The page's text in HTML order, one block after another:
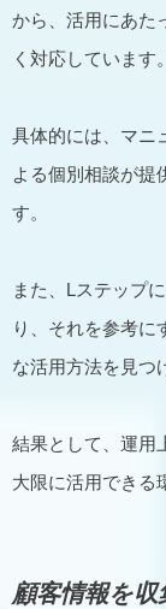
から、活用にあた
く対応しています。
具体的には、マニ
よる個別相談が提
す。
また、Lステップ
り、それを参考に
な活用方法を見つ
結果として、運用
大限に活用できる
顧客情報を収